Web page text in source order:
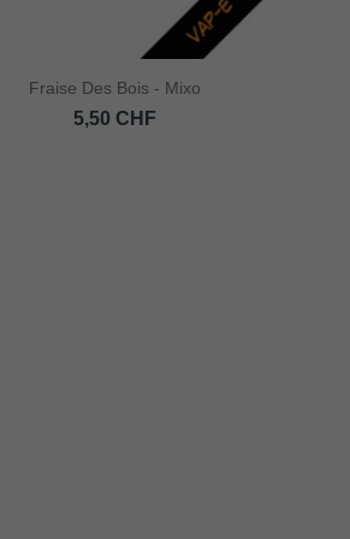
Fraise Des Bois - Mixo
Prix
5,50 CHF